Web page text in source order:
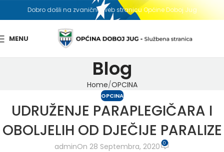
Dobro došli na zvaničnu web stranicu Općine Doboj Jug
MENU
Blog
Home OPCINA
OPCINA
UDRUŽENJE PARAPLEGIČARA I
OBOLJELIH OD DJEČIJE PARALIZE
adminOn 28 Septembra, 2020 0